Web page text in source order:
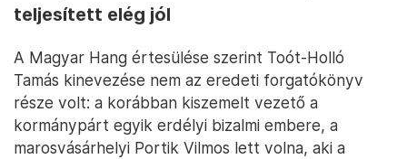
teljesített elég jól
A Magyar Hang értesülése szerint Toót-Holló
Tamás kinevezése nem az eredeti forgatókönyv
része volt: a korábban kiszemelt vezető a
kormánypárt egyik erdélyi bizalmi embere, a
marosvásárhelyi Portik Vilmos lett volna, aki a